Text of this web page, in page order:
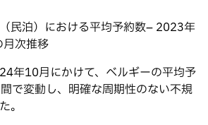
民泊）における平均予約数– 2023年
次推移
年10月にかけて、ベルギーの平均予
で変動し、明確な周期性のない不規
。